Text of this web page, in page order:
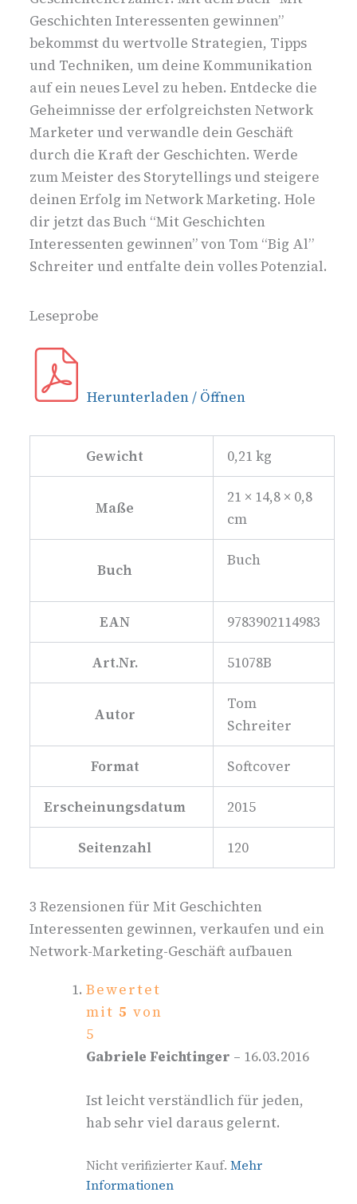
Geschichten Interessenten gewinnen”
bekommst du wertvolle Strategien, Tipps
und Techniken, um deine Kommunikation
auf ein neues Level zu heben. Entdecke die
Geheimnisse der erfolgreichsten Network
Marketer und verwandle dein Geschäft
durch die Kraft der Geschichten. Werde
zum Meister des Storytellings und steigere
deinen Erfolg im Network Marketing. Hole
dir jetzt das Buch “Mit Geschichten
Interessenten gewinnen” von Tom “Big Al”
Schreiter und entfalte dein volles Potenzial.
Leseprobe
Herunterladen / Öffnen
Gewicht 0,21 kg
Maße
21 × 14,8 × 0,8
cm
Buch
Buch
EAN 9783902114983
Art.Nr. 51078B
Autor
Tom
Schreiter
Format Softcover
Erscheinungsdatum 2015
Seitenzahl 120
3 Rezensionen für Mit Geschichten
Interessenten gewinnen, verkaufen und ein
Network-Marketing-Geschäft aufbauen
Bewertet
mit 5 von
5
Gabriele Feichtinger – 16.03.2016
Ist leicht verständlich für jeden,
hab sehr viel daraus gelernt.
Nicht verifizierter Kauf. Mehr
Informationen